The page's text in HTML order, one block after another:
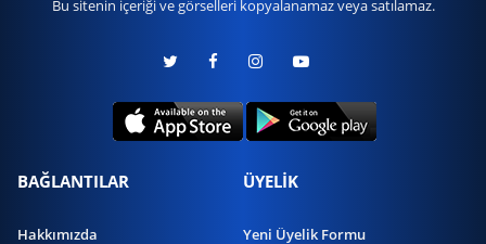
Bu sitenin içeriği ve görselleri kopyalanamaz veya satılamaz.
BAĞLANTILAR
Hakkımızda
ÜYELİK
Yeni Üyelik Formu